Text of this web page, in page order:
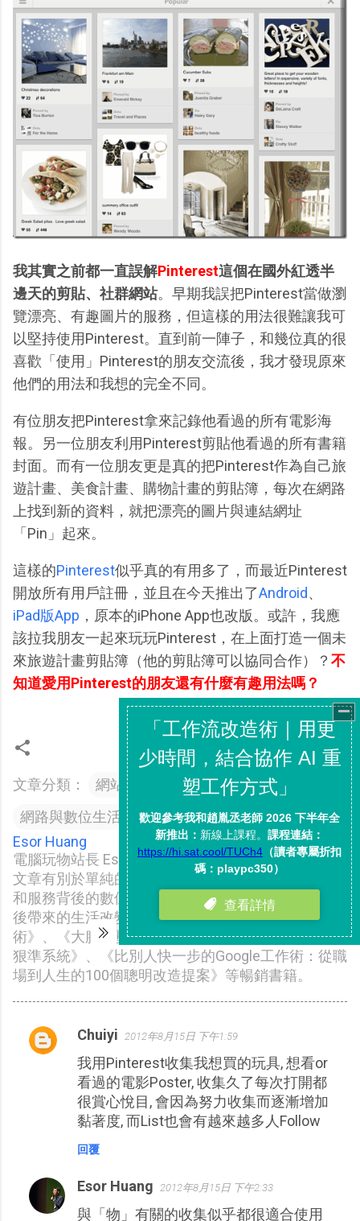
我其實之前都一直誤解Pinterest這個在國外紅透半
邊天的剪貼、社群網站。早期我誤把Pinterest當做瀏
覽漂亮、有趣圖片的服務，但這樣的用法很難讓我可
以堅持使用Pinterest。直到前一陣子，和幾位真的很
喜歡「使用」Pinterest的朋友交流後，我才發現原來
他們的用法和我想的完全不同。
有位朋友把Pinterest拿來記錄他看過的所有電影海
報。另一位朋友利用Pinterest剪貼他看過的所有書籍
封面。而有一位朋友更是真的把Pinterest作為自己旅
遊計畫、美食計畫、購物計畫的剪貼簿，每次在網路
上找到新的資料，就把漂亮的圖片與連結網址
「Pin」起來。
這樣的Pinterest似乎真的有用多了，而最近Pinterest
開放所有用戶註冊，並且在今天推出了Android、
iPad版App ，原本的iPhone App也改版。或許，我應
該拉我朋友一起來玩玩Pinterest，在上面打造一個未
來旅遊計畫剪貼簿（他的剪貼簿可以協同合作）？ 不
知道愛用Pinterest的朋友還有什麼有趣用法嗎？
文章分類：
網站服務與Web2.0
網路與數位生活
Esor Huang
電腦玩物站長 Esor （異塵行者），在電腦玩物上的
文章有別於單純的軟體和服務介紹，而是更強調軟體
和服務背後的數位工作思維及方法，並說明實際應用
後帶來的生活改變。著有《電腦玩物站長的筆記思考
術》、《大腦減壓的子彈筆記術：用Evernote打造快
狠準系統》、《比別人快一步的Google工作術：從職
場到人生的100個聰明改造提案》等暢銷書籍。
留
Chuiyi 2012年8月15日 下午1:59
我用Pinterest收集我想買的玩具, 想看or
看過的電影Poster, 收集久了每次打開都
很賞心悅目, 會因為努力收集而逐漸增加
黏著度, 而List也會有越來越多人Follow
回覆
Esor Huang 2012年8月15日 下午2:33
與「物」有關的收集似乎都很適合使用